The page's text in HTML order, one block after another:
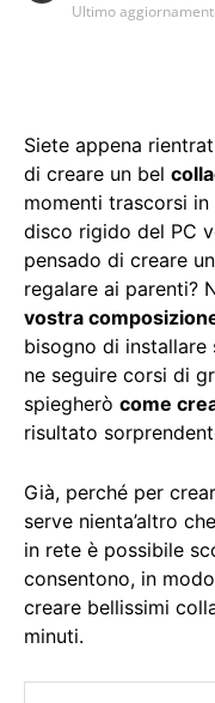
Ultimo
Siete appena
di creare un bel
momenti trascorsi
disco rigido del PC
pensado di creare
regalare ai parenti?
vostra
bisogno di
ne seguire corsi di
spiegherò come
risultato
Già, perché per
serve nienta’altro
in rete è possibile
consentono, in
creare bellissimi
minuti.